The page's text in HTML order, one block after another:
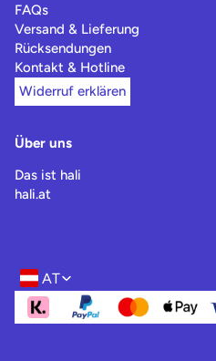
FAQs
Versand & Lieferung
Rücksendungen
Kontakt & Hotline
Widerruf erklären
Über uns
Das ist hali
hali.at
Region- und Sprachwahl
AT